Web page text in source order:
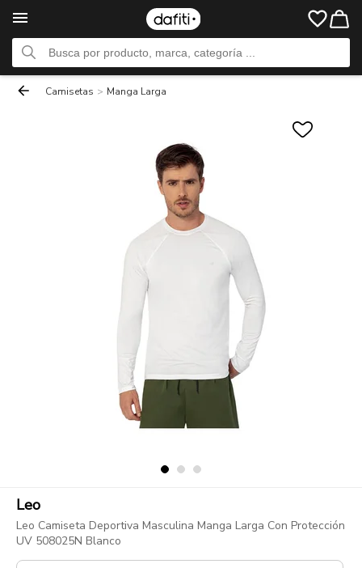
Camisetas > Manga Larga
Leo
Leo Camiseta Deportiva Masculina Manga Larga Con Protección
UV 508025N Blanco